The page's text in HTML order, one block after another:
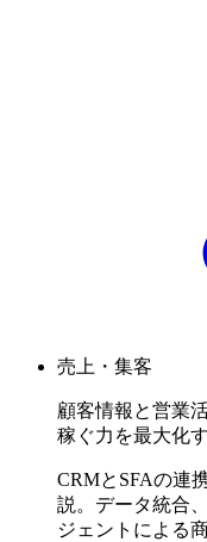
売上・集客
顧客情報と営業
稼ぐ力を最大化
CRMとSFAの連
説。データ統合
ジェントによる